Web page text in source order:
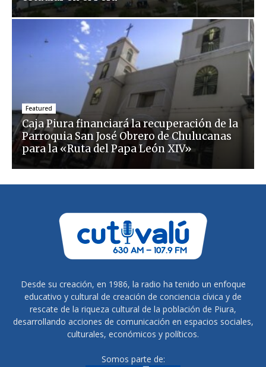
Featured
Caja Piura financiará la recuperación de la
Parroquia San José Obrero de Chulucanas
para la «Ruta del Papa León XIV»
Desde su creación, en 1986, la radio ha tenido un enfoque
educativo y cultural de creación de conciencia cívica y de
rescate de la riqueza cultural de la población de Piura,
desarrollando acciones de comunicación en espacios sociales,
culturales, económicos y políticos.
Somos parte de: